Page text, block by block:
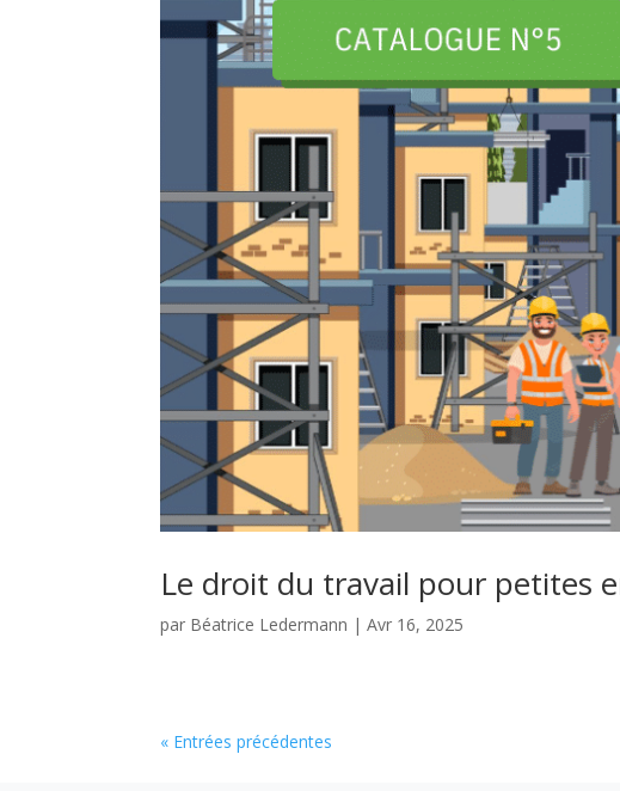
Le droit du travail pour petites
par Béatrice Ledermann |Avr 16, 2025
« Entrées précédentes